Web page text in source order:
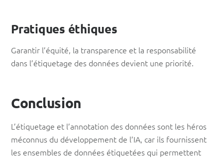
Pratiques éthiques
Garantir l’équité, la transparence et la responsabilité
dans l’étiquetage des données devient une priorité.
Conclusion
L’étiquetage et l’annotation des données sont les héros
méconnus du développement de l’IA, car ils fournissent
les ensembles de données étiquetées qui permettent